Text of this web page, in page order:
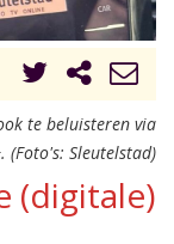
te beluisteren via
(Foto's: Sleutelstad)
(digitale)